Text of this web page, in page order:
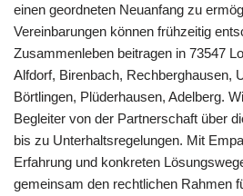
einen geordneten Neuanfang zu
Vereinbarungen können frühzeitig
Zusammenleben beitragen in 73547
Alfdorf, Birenbach, Rechberghausen,
Börtlingen, Plüderhausen, Adelberg.
Begleiter von der Partnerschaft über
bis zu Unterhaltsregelungen. Mit
Erfahrung und konkreten
gemeinsam den rechtlichen Rahmen